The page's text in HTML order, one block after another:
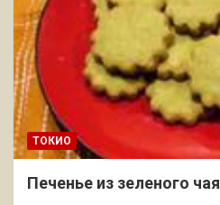
ТОКИО
Печенье из зеленого чая